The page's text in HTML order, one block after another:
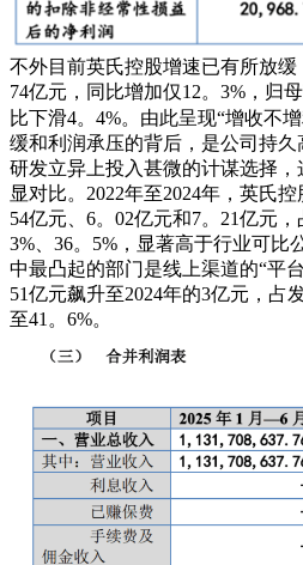
不外目前英氏控股增速已有所放缓
74亿元，同比增加仅12。3%，归
比下滑4。4%。由此呈现“增收不增
缓和利润承压的背后，是公司持
研发立异上投入甚微的计谋选择
显对比。2022年至2024年，英氏
54亿元、6。02亿元和7。21亿元，
3%、36。5%，显著高于行业可比
中最凸起的部门是线上渠道的“平
51亿元飙升至2024年的3亿元，占
至41。6%。